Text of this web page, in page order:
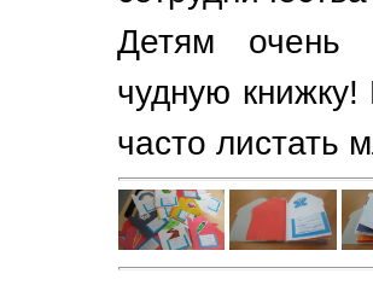
Детям очень
чудную книжку!
часто листать